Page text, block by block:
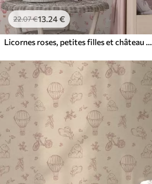
22.07€13.24€
Licornes roses, petites filles et château sur un fond doux